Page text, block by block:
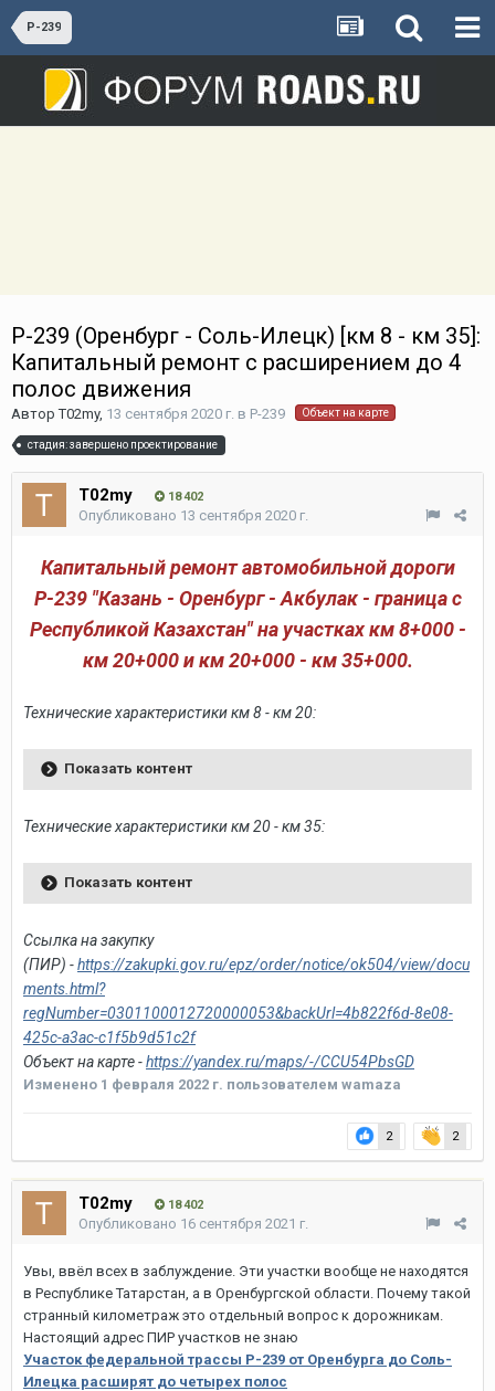
Р-239
Р-239 (Оренбург - Соль-Илецк) [км 8 - км 35]:
Капитальный ремонт с расширением до 4
полос движения
АвторT02my, 13 сентября 2020 г. в Р-239 Объект на карте
стадия: завершено проектирование
T02my 18 402
Опубликовано 13 сентября 2020 г.
Капитальный ремонт автомобильной дороги
Р-239 "Казань - Оренбург - Акбулак - граница с
Республикой Казахстан" на участках км 8+000 -
км 20+000 и км 20+000 - км 35+000.
Технические характеристики км 8 - км 20:
Показать контент
Технические характеристики км 20 - км 35:
Показать контент
Ссылка на закупку
(ПИР) -https://zakupki.gov.ru/epz/order/notice/ok504/view/docu
ments.html?
regNumber=0301100012720000053&backUrl=4b822f6d-8e08-
425c-a3ac-c1f5b9d51c2f
Объектна карте -https://yandex.ru/maps/-/CCU54PbsGD
Изменено 1 февраля 2022 г. пользователем wamaza
2 2
T02my 18 402
Опубликовано 16 сентября 2021 г.
Увы, ввёл всех в заблуждение. Эти участки вообще не находятся
в Республике Татарстан, а в Оренбургской области. Почему такой
странный километраж это отдельный вопрос к дорожникам.
Настоящий адрес ПИР участков не знаю
Участок федеральной трассы Р-239 от Оренбурга до Соль-
Илецка расширят до четырех полос